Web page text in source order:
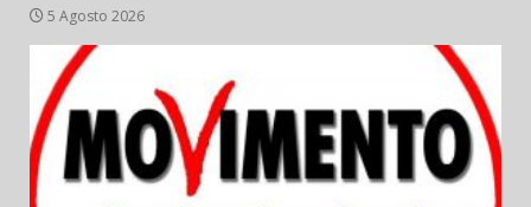
5 Agosto 2026